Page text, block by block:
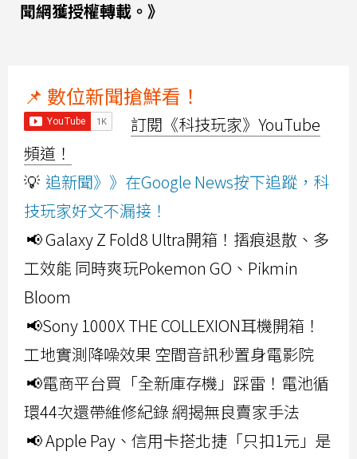
聞網獲授權轉載。》
📌 數位新聞搶鮮看！
訂閱《科技玩家》YouTube
頻道！
💡 追新聞》》在Google News按下追蹤，科
技玩家好文不漏接！
📢 Galaxy Z Fold8 Ultra開箱！摺痕退散、多
工效能 同時爽玩Pokemon GO、Pikmin
Bloom
📢Sony 1000X THE COLLEXION耳機開箱！
工地實測降噪效果 空間音訊秒置身電影院
📢電商平台買「全新庫存機」踩雷！電池循
環44次還帶維修紀錄 網揭無良賣家手法
📢 Apple Pay、信用卡搭北捷「只扣1元」是